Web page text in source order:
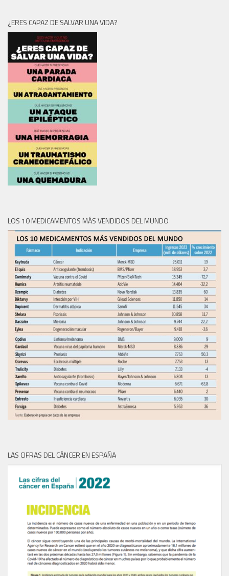
¿ERES CAPAZ DE SALVAR UNA VIDA?
LOS 10 MEDICAMENTOS MÁS VENDIDOS DEL MUNDO
LAS CIFRAS DEL CÁNCER EN ESPAÑA